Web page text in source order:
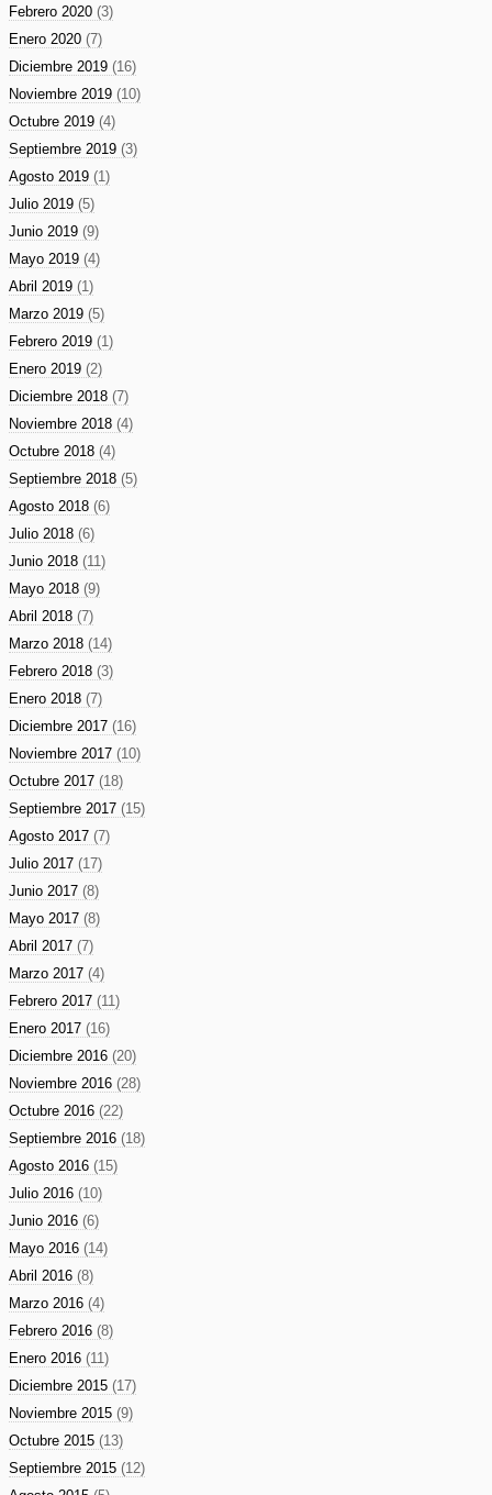
Febrero 2020 (3)
Enero 2020 (7)
Diciembre 2019 (16)
Noviembre 2019 (10)
Octubre 2019 (4)
Septiembre 2019 (3)
Agosto 2019 (1)
Julio 2019 (5)
Junio 2019 (9)
Mayo 2019 (4)
Abril 2019 (1)
Marzo 2019 (5)
Febrero 2019 (1)
Enero 2019 (2)
Diciembre 2018 (7)
Noviembre 2018 (4)
Octubre 2018 (4)
Septiembre 2018 (5)
Agosto 2018 (6)
Julio 2018 (6)
Junio 2018 (11)
Mayo 2018 (9)
Abril 2018 (7)
Marzo 2018 (14)
Febrero 2018 (3)
Enero 2018 (7)
Diciembre 2017 (16)
Noviembre 2017 (10)
Octubre 2017 (18)
Septiembre 2017 (15)
Agosto 2017 (7)
Julio 2017 (17)
Junio 2017 (8)
Mayo 2017 (8)
Abril 2017 (7)
Marzo 2017 (4)
Febrero 2017 (11)
Enero 2017 (16)
Diciembre 2016 (20)
Noviembre 2016 (28)
Octubre 2016 (22)
Septiembre 2016 (18)
Agosto 2016 (15)
Julio 2016 (10)
Junio 2016 (6)
Mayo 2016 (14)
Abril 2016 (8)
Marzo 2016 (4)
Febrero 2016 (8)
Enero 2016 (11)
Diciembre 2015 (17)
Noviembre 2015 (9)
Octubre 2015 (13)
Septiembre 2015 (12)